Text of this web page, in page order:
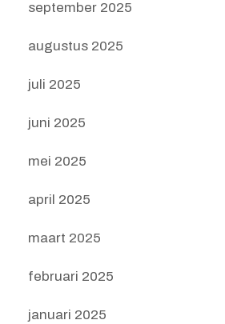
september 2025
augustus 2025
juli 2025
juni 2025
mei 2025
april 2025
maart 2025
februari 2025
januari 2025